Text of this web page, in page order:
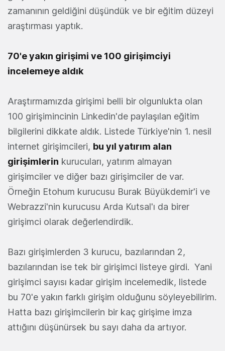
zamanının geldiğini düşündük ve bir eğitim düzeyi
araştırması yaptık.
70'e yakın girişimi ve 100 girişimciyi
incelemeye aldık
Araştırmamızda girişimi belli bir olgunlukta olan
100 girişimincinin Linkedin'de paylaşılan eğitim
bilgilerini dikkate aldık. Listede Türkiye'nin 1. nesil
internet girişimcileri, bu yıl yatırım alan
girişimlerin kurucuları, yatırım almayan
girişimciler ve diğer bazı girişimciler de var.
Örneğin Etohum kurucusu Burak Büyükdemir'i ve
Webrazzi'nin kurucusu Arda Kutsal'ı da birer
girişimci olarak değerlendirdik.
Bazı girişimlerden 3 kurucu, bazılarından 2,
bazılarından ise tek bir girişimci listeye girdi. Yani
girişimci sayısı kadar girişim incelemedik, listede
bu 70'e yakın farklı girişim olduğunu söyleyebilirim.
Hatta bazı girişimcilerin bir kaç girişime imza
attığını düşünürsek bu sayı daha da artıyor.